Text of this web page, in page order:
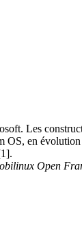
Les
OS, en
Open